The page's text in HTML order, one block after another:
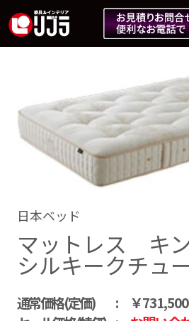
日本ベッド
マットレス
シルキークチュ
通常価格(定価)
￥731,500